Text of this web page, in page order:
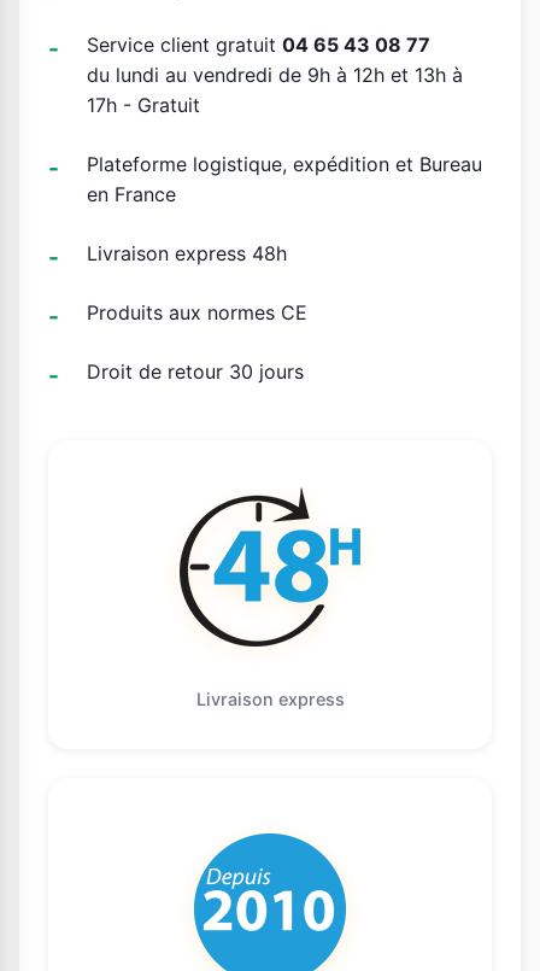
Service client gratuit 04 65 43 08 77
du lundi au vendredi de 9h à 12h et 13h à
17h - Gratuit
Plateforme logistique, expédition et Bureau
en France
Livraison express 48h
Produits aux normes CE
Droit de retour 30 jours
Livraison express